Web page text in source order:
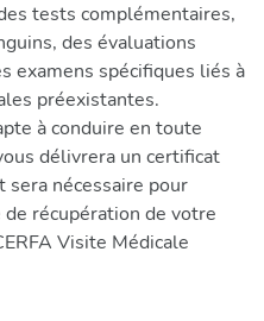
tests complémentaires,
des évaluations
examens spécifiques liés à
préexistantes.
à conduire en toute
délivrera un certificat
sera nécessaire pour
récupération de votre
Visite Médicale